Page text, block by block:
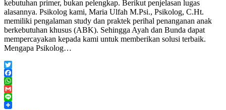
kebutuhan primer, bukan pelengkap. Berikut penjelasan lugas
alasannya. Psikolog kami, Maria Ulfah M.Psi., Psikolog, C.Ht.
memiliki pengalaman study dan praktek perihal penanganan anak
berkebutuhan khusus (ABK). Sehingga Ayah dan Bunda dapat
mempercayakan kepada kami untuk memberikan solusi terbaik.
Mengapa Psikolog…
Twitter
Facebook
WhatsApp
Gmail
Line